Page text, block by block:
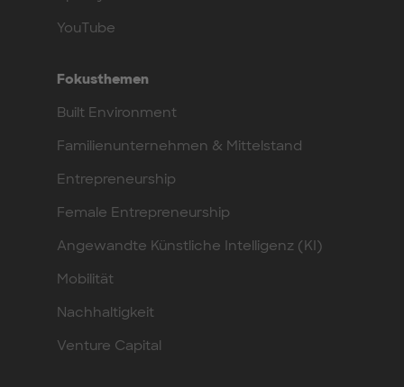
YouTube
Fokusthemen
Built Environment
Familienunternehmen & Mittelstand
Entrepreneurship
Female Entrepreneurship
Angewandte Künstliche Intelligenz (KI)
Mobilität
Nachhaltigkeit
Venture Capital